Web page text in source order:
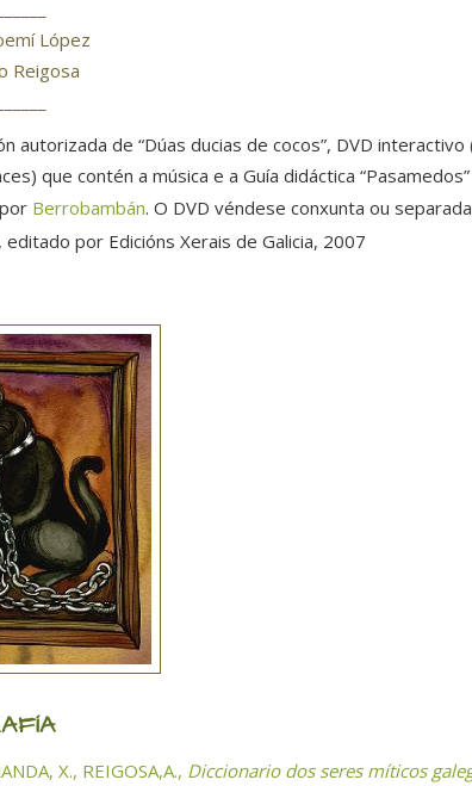
López
Reigosa
autorizada de “Dúas ducias de cocos”, DVD
que contén a música e a Guía didáctica
Berrobambán. O DVD véndese conxunta ou
editado por Edicións Xerais de Galicia, 2007
X., REIGOSA,A., Diccionario dos seres míticos